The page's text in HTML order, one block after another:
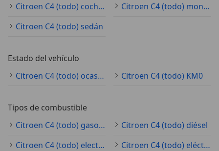
Citroen C4 (todo) coche pequeño
Citroen C4 (todo) monovolumen
Citroen C4 (todo) sedán
Estado del vehículo
Citroen C4 (todo) ocasión
Citroen C4 (todo) KM0
Tipos de combustible
Citroen C4 (todo) gasolina
Citroen C4 (todo) diésel
Citroen C4 (todo) electro/gasolina
Citroen C4 (todo) eléctrico